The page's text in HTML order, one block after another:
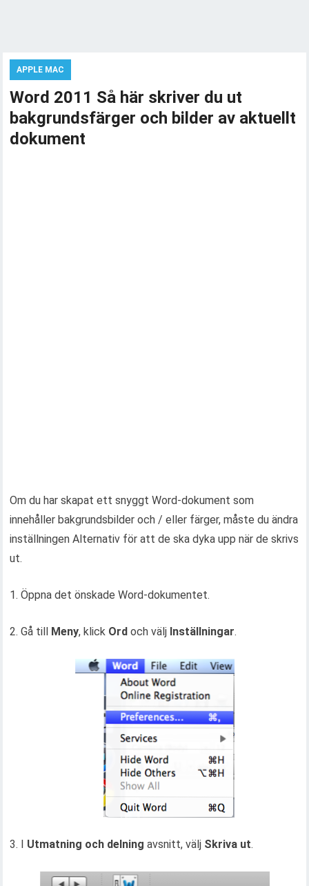
APPLE MAC
Word 2011 Så här skriver du ut
bakgrundsfärger och bilder av aktuellt
dokument
Om du har skapat ett snyggt Word-dokument som
innehåller bakgrundsbilder och / eller färger, måste du ändra
inställningen Alternativ för att de ska dyka upp när de skrivs
ut.
1. Öppna det önskade Word-dokumentet.
2. Gå till Meny, klick Ord och välj Inställningar.
3. I Utmatning och delning avsnitt, välj Skriva ut.